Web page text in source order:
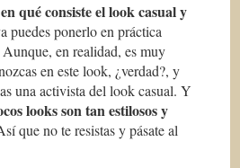
qué consiste el look casual y
puedes ponerlo en práctica
en realidad, es muy
en este look, ¿verdad?, y
una activista del look casual. Y
looks son tan estilosos y
que no te resistas y pásate al